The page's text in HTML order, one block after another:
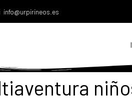
info@urpirineos.es